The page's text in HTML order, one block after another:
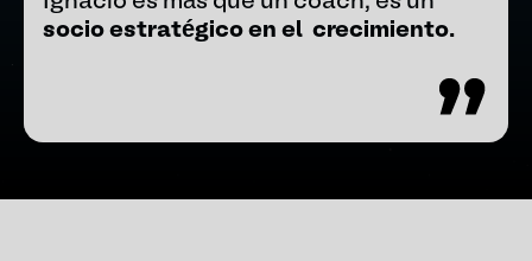
socio estratégico en el crecimiento.